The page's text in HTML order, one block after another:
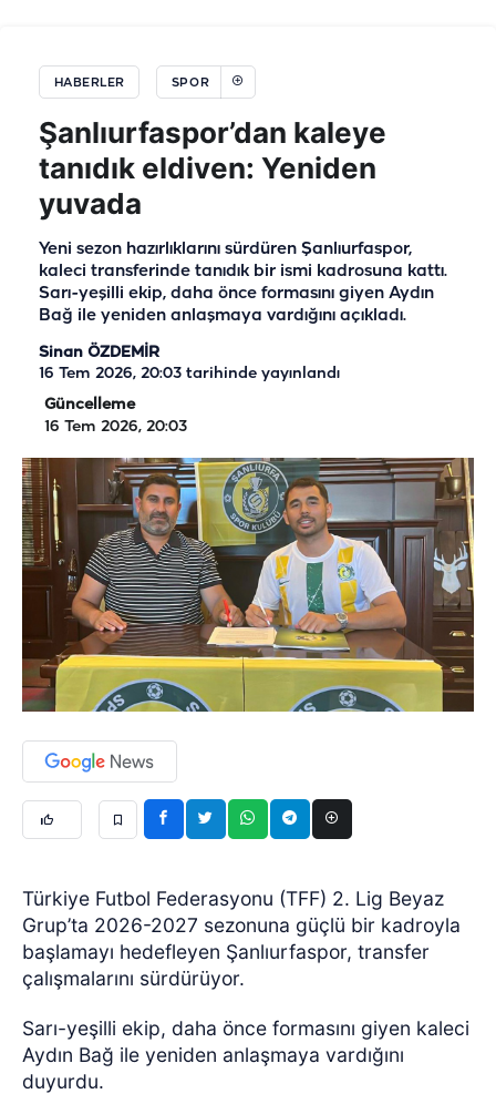
HABERLER SPOR
Şanlıurfaspor’dan kaleye
tanıdık eldiven: Yeniden
yuvada
Yeni sezon hazırlıklarını sürdüren Şanlıurfaspor,
kaleci transferinde tanıdık bir ismi kadrosuna kattı.
Sarı-yeşilli ekip, daha önce formasını giyen Aydın
Bağ ile yeniden anlaşmaya vardığını açıkladı.
Sinan ÖZDEMİR
16 Tem 2026, 20:03 tarihinde yayınlandı
Güncelleme
16 Tem 2026, 20:03
Türkiye Futbol Federasyonu (TFF) 2. Lig Beyaz
Grup’ta 2026-2027 sezonuna güçlü bir kadroyla
başlamayı hedefleyen Şanlıurfaspor, transfer
çalışmalarını sürdürüyor.
Sarı-yeşilli ekip, daha önce formasını giyen kaleci
Aydın Bağ ile yeniden anlaşmaya vardığını
duyurdu.